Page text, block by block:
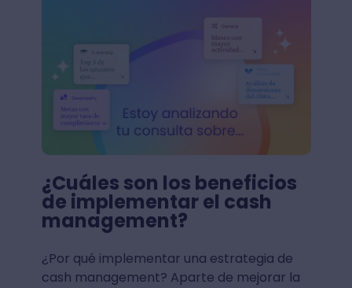
¿Cuáles son los beneficios
de implementar el cash
management?
¿Por qué implementar una estrategia de
cash management? Aparte de mejorar la